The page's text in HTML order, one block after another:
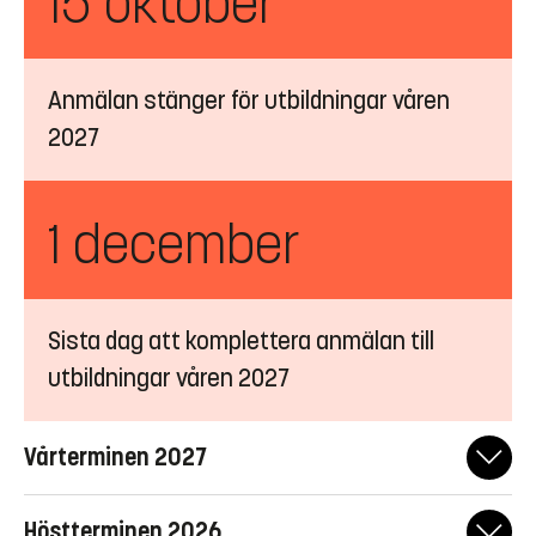
Anmälan stänger för utbildningar våren
2027
1 december
Sista dag att komplettera anmälan till
utbildningar våren 2027
Vårterminen 2027